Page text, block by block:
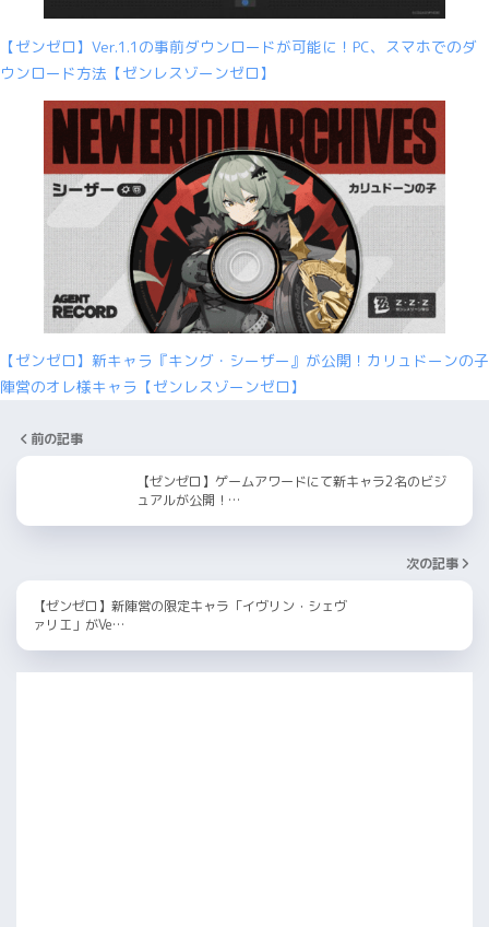
【ゼンゼロ】Ver.1.1の事前ダウンロードが可能に！PC、スマホでのダ
ウンロード方法【ゼンレスゾーンゼロ】
【ゼンゼロ】新キャラ『キング・シーザー』が公開！カリュドーンの子
陣営のオレ様キャラ【ゼンレスゾーンゼロ】
前の記事
【ゼンゼロ】ゲームアワードにて新キャラ2名のビジ
ュアルが公開！…
次の記事
【ゼンゼロ】新陣営の限定キャラ「イヴリン・シェヴ
ァリエ」がVe…